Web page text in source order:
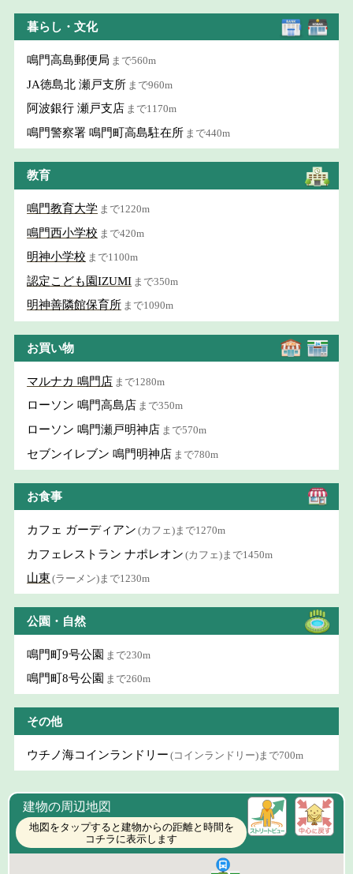
暮らし・文化
鳴門高島郵便局 まで560m
JA徳島北 瀬戸支所 まで960m
阿波銀行 瀬戸支店 まで1170m
鳴門警察署 鳴門町高島駐在所 まで440m
教育
鳴門教育大学 まで1220m
鳴門西小学校 まで420m
明神小学校 まで1100m
認定こども園IZUMI まで350m
明神善隣館保育所 まで1090m
お買い物
マルナカ 鳴門店 まで1280m
ローソン 鳴門高島店 まで350m
ローソン 鳴門瀬戸明神店 まで570m
セブンイレブン 鳴門明神店 まで780m
お食事
カフェ ガーディアン (カフェ)まで1270m
カフェレストラン ナポレオン (カフェ)まで1450m
山東 (ラーメン)まで1230m
公園・自然
鳴門町9号公園 まで230m
鳴門町8号公園 まで260m
その他
ウチノ海コインランドリー (コインランドリー)まで700m
建物の周辺地図
地図をタップすると建物からの距離と時間を
コチラに表示します